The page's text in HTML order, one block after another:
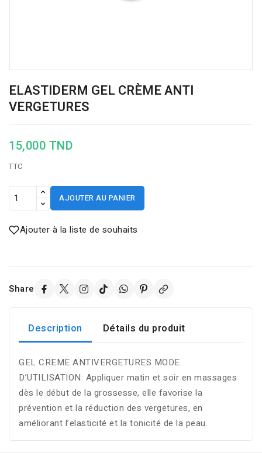
ELASTIDERM GEL CRÈME ANTI
VERGETURES
15,000 TND
TTC
AJOUTER AU PANIER
Ajouter à la liste de souhaits
Share
Description Détails du produit
GEL CREME ANTIVERGETURES MODE
D’UTILISATION: Appliquer matin et soir en massages
dès le début de la grossesse, elle favorise la
prévention et la réduction des vergetures, en
améliorant l’elasticité et la tonicité de la peau.